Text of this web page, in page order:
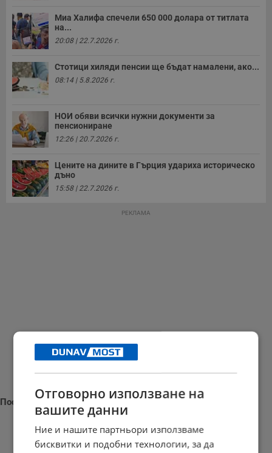
Миа Халифа спечели 650 000 долара от титлата
на...
20:08 | 22.7.2026 г.
Стотици хиляди пенсии ще бъдат намалени, ако...
08:14 | 5.8.2026 г.
НОИ обяви всички нужни документи за
пенсиониране
12:26 | 20.7.2026 г.
Цените на дините в Гърция удариха историческо
дъно
15:58 | 22.7.2026 г.
РЕКЛАМА
Последни новиниОтговорно използване на
вашите данни
Ние и нашите партньори използваме
бисквитки и подобни технологии, за да